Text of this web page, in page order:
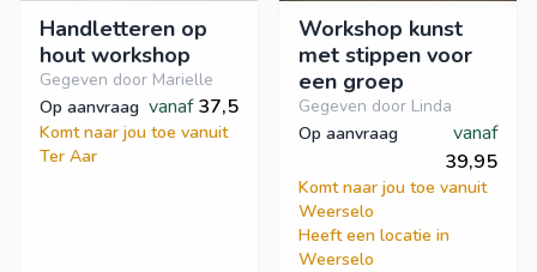
Handletteren op
hout workshop
Gegeven door Marielle
op aanvraag vanaf 37,5
Komt naar jou toe vanuit
Ter Aar
Workshop kunst
met stippen voor
een groep
Gegeven door Linda
op aanvraag
vanaf
39,95
Komt naar jou toe vanuit
Weerselo
Heeft een locatie in
Weerselo